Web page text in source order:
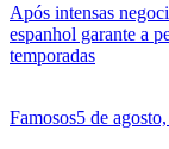
Após intensas
espanhol garante a
temporadas
Famosos5 de